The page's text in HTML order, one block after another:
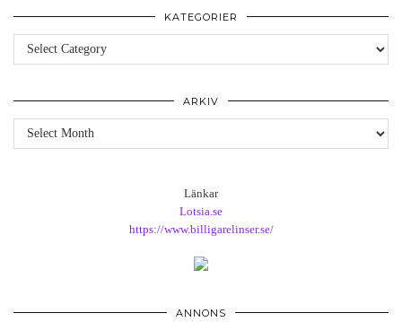
KATEGORIER
Kategorier
ARKIV
Arkiv
Länkar
Lotsia.se
https://www.billigarelinser.se/
ANNONS